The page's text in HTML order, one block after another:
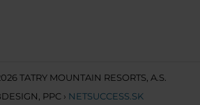
TATRY MOUNTAIN RESORTS, A.S.
PPC › NETSUCCESS.SK